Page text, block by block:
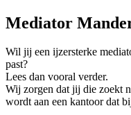
Mediator
Wil jij een ijzersterke
past?
Lees dan vooral verder.
Wij zorgen dat jij die zoekt
wordt aan een kantoor dat